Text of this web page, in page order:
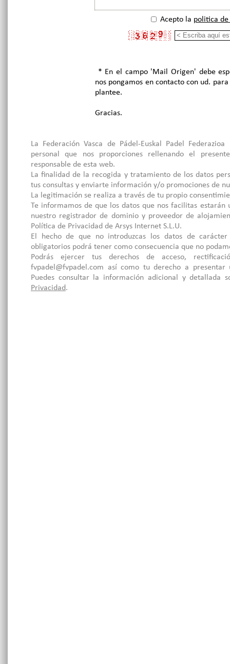
Acepto la politica
* En el campo 'Mail Origen' debe
nos pongamos en contacto con ud.
plantee.
Gracias.
La Federación Vasca de Pádel-Euskal Padel
personal que nos proporciones rellenando el
responsable de esta web.
La finalidad de la recogida y tratamiento de los datos
tus consultas y enviarte información y/o promociones de
La legitimación se realiza a través de tu propio
Te informamos de que los datos que nos facilitas estarán
nuestro registrador de dominio y proveedor de
Política de Privacidad de Arsys Internet S.L.U.
El hecho de que no introduzcas los datos de
obligatorios podrá tener como consecuencia que no
Podrás ejercer tus derechos de acceso,
fvpadel@fvpadel.com así como tu derecho a
Puedes consultar la información adicional y detallada
Privacidad.